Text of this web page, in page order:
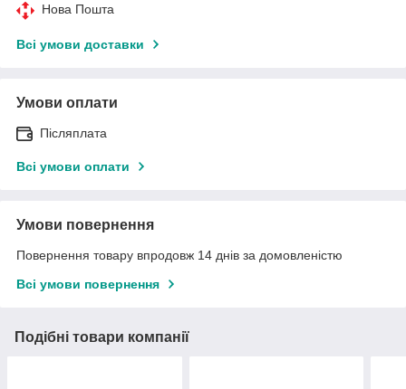
Нова Пошта
Всі умови доставки
Умови оплати
Післяплата
Всі умови оплати
Умови повернення
Повернення товару впродовж 14 днів за домовленістю
Всі умови повернення
Подібні товари компанії